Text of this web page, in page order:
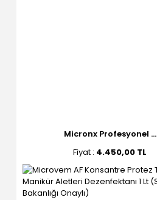
Micronx Profesyonel ...
Fiyat : 4.450,00 TL